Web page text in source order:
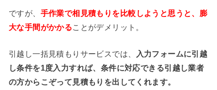
ですが、 手作業で相見積もりを比較しようと思うと、膨
大な手間がかかる ことがデメリット。
引越し一括見積もりサービスでは、
入力フォームに引越
し条件を1度入力すれば、条件に対応できる引越し業者
の方からこぞって見積もりを出してくれます。